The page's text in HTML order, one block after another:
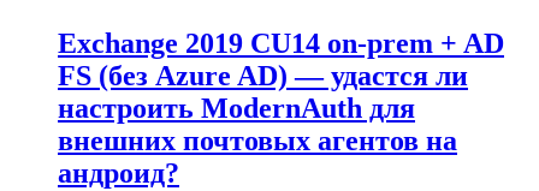
Exchange 2019 CU14 on-prem + AD
FS (без Azure AD) — удаcтся ли
настроить ModernAuth для
внешних почтовых агентов на
андроид?